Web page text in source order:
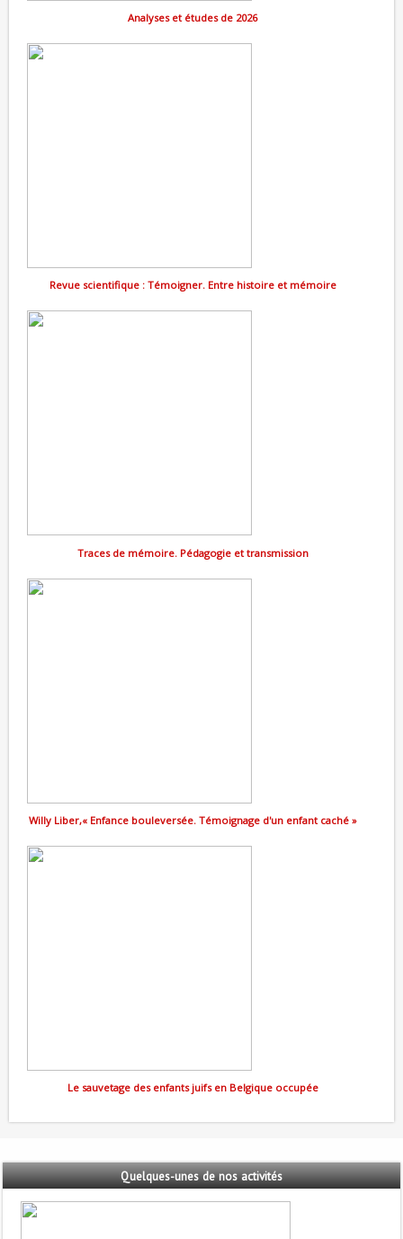
Analyses et études de 2026
Revue scientifique : Témoigner. Entre histoire et mémoire
Traces de mémoire. Pédagogie et transmission
Willy Liber,« Enfance bouleversée. Témoignage d'un enfant caché »
Le sauvetage des enfants juifs en Belgique occupée
Quelques-unesde nos activités